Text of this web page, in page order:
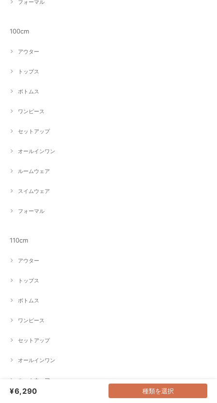
フォーマル
100cm
アウター
トップス
ボトムス
ワンピース
セットアップ
オールインワン
ルームウェア
スイムウェア
フォーマル
110cm
アウター
トップス
ボトムス
ワンピース
セットアップ
オールインワン
ルームウェア
¥6,290 種類を選択